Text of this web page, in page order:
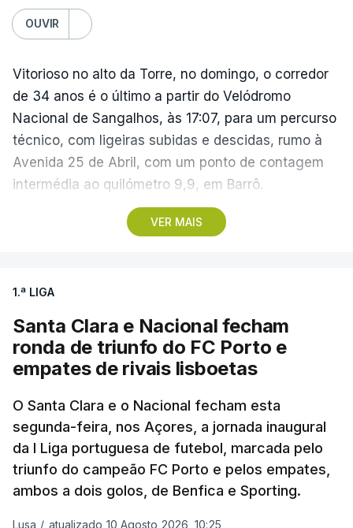
OUVIR
VER MAIS
Vitorioso no alto da Torre, no domingo, o corredor
de 34 anos é o último a partir do Velódromo
Nacional de Sangalhos, às 17:07, para um percurso
técnico, com ligeiras subidas e descidas, rumo à
Avenida 25 de Abril, com um ponto de contagem
intermédia ao quilómetro 9,9, em Barrô.
Vencedor das edições de 2024 e de 2025 e mais
para tentar encurtar a diferença para o colega de
equipa, embora seja improvável anular 01.26
minutos numa distância tão curta.
O brasileiro Felipe Marques (Localiza Meoo-Swift
Pro Cycling) é o 113.º classificado da Volta e o
primeiro a realizar o contrarrelógio, saindo para a
estrada às 15:05.
Os corredores partem separados por um minuto,
1.ª LIGA
Santa Clara e Nacional fecham
ronda de triunfo do FC Porto e
empates de rivais lisboetas
O Santa Clara e o Nacional fecham esta
segunda-feira, nos Açores, a jornada inaugural
da I Liga portuguesa de futebol, marcada pelo
triunfo do campeão FC Porto e pelos empates,
ambos a dois golos, de Benfica e Sporting.
Lusa / atualizado 10 Agosto 2026, 10:25